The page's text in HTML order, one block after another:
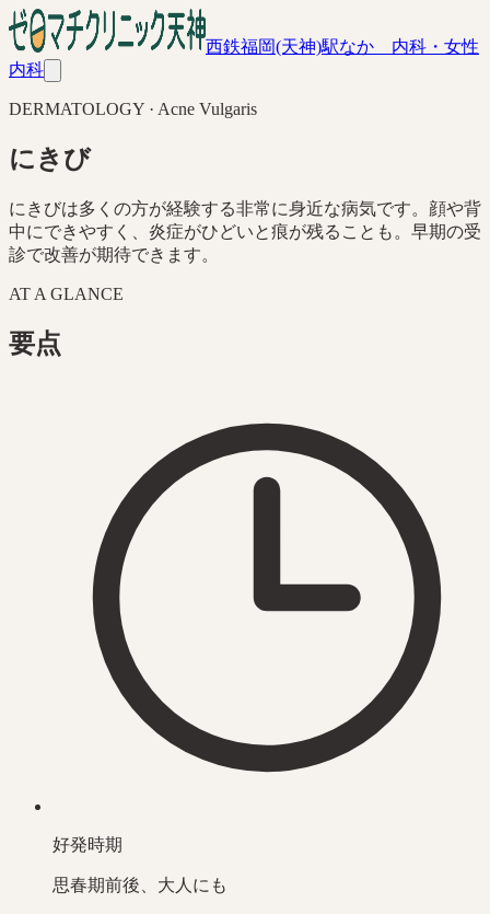
西鉄福岡(天神)駅なか 内科・女性
内科
DERMATOLOGY · Acne Vulgaris
にきび
にきびは多くの方が経験する非常に身近な病気です。顔や背
中にできやすく、炎症がひどいと痕が残ることも。早期の受
診で改善が期待できます。
AT A GLANCE
要点
好発時期
思春期前後、大人にも